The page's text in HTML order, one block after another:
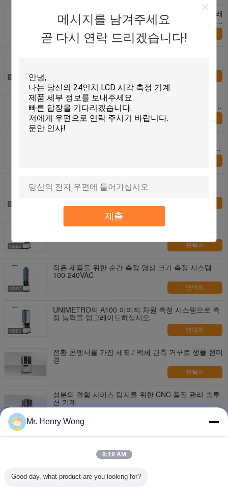
메시지를 남겨주세요
곧 다시 연락 드리겠습니다!
제출
0~200mm의 측정 범위의 측정 도구용 측정 기계, 프레
싱 컷러, 툴 비트 및 다른 작업 부품을 측정하기에 적합
합니다. 연락처
Electronic Power Tool Inspection System with
Compact Design and Wooden Case Packaging for
Cutting Tools
SMARTOOL Measuring Software and Wooden Case
공장 가격 대형 FOV 비디오 측정 시스템 빠른 측정
대형 FOV 치수 측정기 비디오 측정 시스템
연락처
작은 제품을 위한 순간 측정 영상 크기 측정 시스템
100-240VAC
연락처
UNIMETRO의 A100 이미지 차원 측정 시스템으로 측
정 능력을 업그레이드하십시오.
연락처
전환 콘덴서를 가진 세포 / 액체 관측 거꾸로 생물 현미
경
연락처
성분의 결함 사이즈 탐지를 위한 CNC 품질 관리 솔루
션 기계
SMT 라인에서 플라스틱 부분 에지 검출을 밀봉하기
제품 측정 각을 위한 자동 치수 검사 기계를 분류하기
Mr. Henry Wong
8:19 AM
Good day, what product are you looking for?